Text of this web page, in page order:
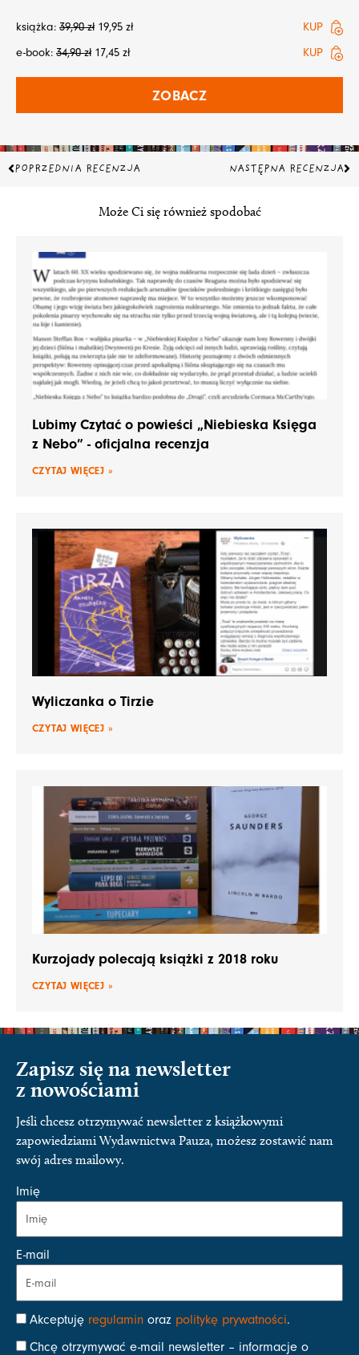
książka: 39,90zł 19,95 zł
KUP
e-book: 34,90zł 17,45 zł KUP
ZOBACZ
Prev
POPRZEDNIA RECENZJA NASTĘPNA RECENZJA
Może Ci się również spodobać
Lubimy Czytać o powieści „Niebieska Księga
z Nebo” - oficjalna recenzja
CZYTAJ WIĘCEJ »
Wyliczanka o Tirzie
CZYTAJ WIĘCEJ »
Kurzojady polecają książki z 2018 roku
CZYTAJ WIĘCEJ »
Zapisz się na newsletter
z nowościami
Jeśli chcesz otrzymywać newsletter z książkowymi
zapowiedziami Wydawnictwa Pauza, możesz zostawić nam
swój adres mailowy.
Imię
E-mail
Akceptuję regulamin oraz politykę prywatności.
Chcę otrzymywać e-mail newsletter – informacje o